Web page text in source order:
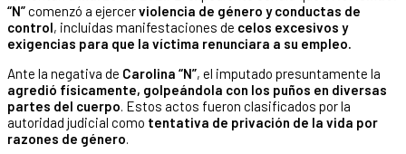
“N”comenzó a ejercerviolencia de género y conductas de
control, incluidas manifestaciones de celos excesivos y
exigencias para que la víctima renunciara a su empleo.
Ante la negativa de Carolina “N”, el imputado presuntamente la
agredió físicamente, golpeándola con los puños en diversas
partes del cuerpo. Estos actos fueron clasificados por la
autoridad judicial como tentativa de privación de la vida por
razones de género.